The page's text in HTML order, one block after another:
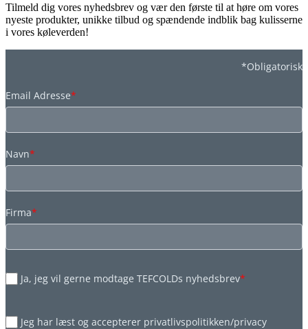
Tilmeld dig vores nyhedsbrev og vær den første til at høre om vores
nyeste produkter, unikke tilbud og spændende indblik bag kulisserne
i vores køleverden!
*Obligatorisk
Email Adresse*
Navn*
Firma*
Ja, jeg vil gerne modtage TEFCOLDs nyhedsbrev*
Jeg har læst og accepterer privatlivspolitikken/privacy